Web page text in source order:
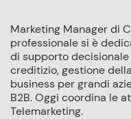
Marketing Manager di
professionale si è
di supporto
creditizio, gestione
business per grandi
B2B. Oggi coordina le
Telemarketing.